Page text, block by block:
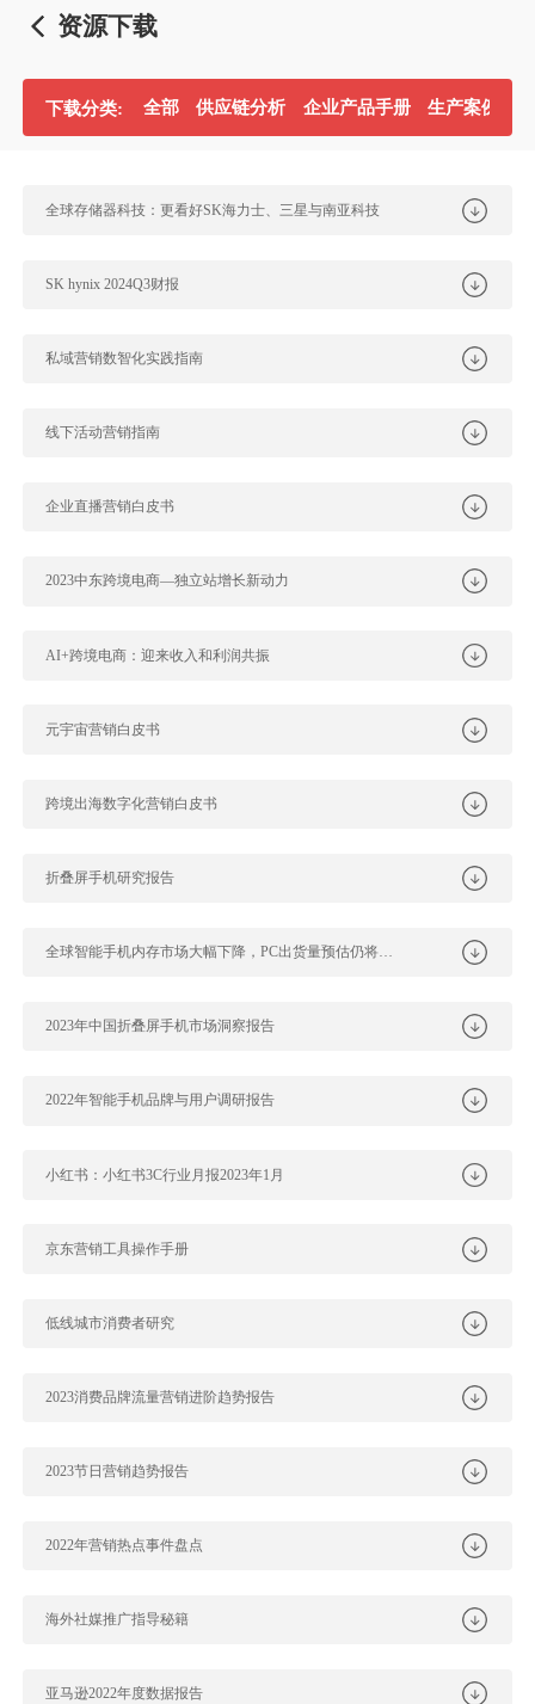
资源下载
下载分类: 全部 供应链分析 企业产品手册 生产案例分析
全球存储器科技：更看好SK海力士、三星与南亚科技
SK hynix 2024Q3财报
私域营销数智化实践指南
线下活动营销指南
企业直播营销白皮书
2023中东跨境电商—独立站增长新动力
AI+跨境电商：迎来收入和利润共振
元宇宙营销白皮书
跨境出海数字化营销白皮书
折叠屏手机研究报告
全球智能手机内存市场大幅下降，PC出货量预估仍将继续下滑
2023年中国折叠屏手机市场洞察报告
2022年智能手机品牌与用户调研报告
小红书：小红书3C行业月报2023年1月
京东营销工具操作手册
低线城市消费者研究
2023消费品牌流量营销进阶趋势报告
2023节日营销趋势报告
2022年营销热点事件盘点
海外社媒推广指导秘籍
亚马逊2022年度数据报告